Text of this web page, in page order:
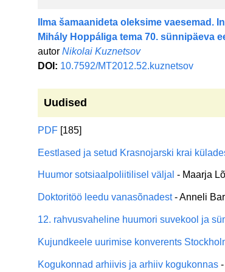
Ilma šamaanideta oleksime
Mihály Hoppáliga tema 70. sünnipäeva
autor Nikolai Kuznetsov
DOI: 10.7592/MT2012.52.kuznetsov
Uudised
PDF [185]
Eestlased ja setud Krasnojarski krai
Huumor sotsiaalpoliitilisel väljal - Maarja
Doktoritöö leedu vanasõnadest- Anneli
12. rahvusvaheline huumori suvekool ja
Kujundkeele uurimise konverents
Kogukonnad arhiivis ja arhiiv kogukonnas